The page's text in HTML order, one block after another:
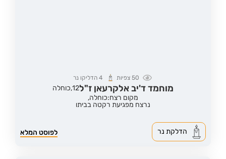
50 צפיות 4הדליקו נר
מוחמד ד'יב אלקרעאן ז"ל12, כוחלה
מקום רצח:כוחלה,
נרצח מפגיעת רקטה בביתו
לפוסט המלא הדלקת נר